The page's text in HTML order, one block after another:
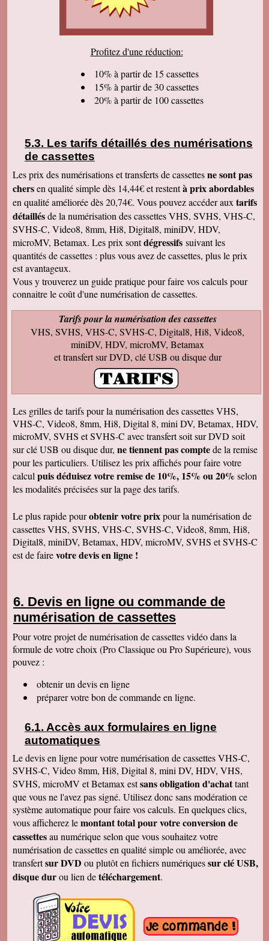
sommes très satisfaits. Encore tous mes
remerciements et bonne continuation. Bien
cordialement.
J'ai bien reçu votre paquet, et je suis très
dois dire qu'au début j'étais un peu septique vu
les prix . merci beaucoup Cordialement
Pierre B
Je suis très très très satisfait de votre travail.
que les affaires aillent très bien.
Jacques N
Colis reçu ce jour, satisfait du bon travail réalisé
par vos soins. Merci encore, Cordialement
Hervé R
j'ai bien reçu les CD et les K7 en retour, merci
de cet excellent traitement. Très bons résultats
Pascal R
bonjour bien reçu le colis samedi après
visionnage le travail est superbe
Francis C
J' ai bien reçu votre envoi Les premières
visualisations montrent un beau travail, et
rappellent de nombreux souvenirs Merci Je
ferai de la publicité Bien sincèrement
François M
Bien reçu! Reste à monter pour éliminer ! A
bientôt pour du 8 et sup8mm.
Le colis est effectivement arrivé le 24, la veille
de Noël, c'était parfait. Elle est très contente de
pouvoir passer à nouveau un moment avec ses
Encore merci pour votre efficacité. Je vous ferai
de la pub si l'occasion se présente ! Je vous
souhaite une bonne année avec beaucoup de
vidéos à transposer. Bien cordialement,
Séverine L
J'ai reçu le colis . Merci ça a l'air impeccable !
Bonnes fêtes et à très bientôt pour d'autres
travaux.
Fantastique. Encore merci. Je vous remercie
beaucoup de la rapidité avec laquelle vous avez
traité ma commande.
Anaïs H
J'ai bien reçu le colis. Merci pour votre travail.
Merci.
Bernard D
Hervé L
J'ai bien reçu le colis. Après visonnage de
Christophe M.
Nous avons bien reçu les K7 et le disque dur.
Nous sommes ravis et très émus de revoir tout
ce passé, ces images de nos filles petites, il y
a plus de 20 ans, et de notre mariage... Merci
infiniment. Bien cordialement PS / je ne
manquerai pas de recommander votre
entreprise.
J'ai bien reçu la K7 et les DVD, c'est parfait.
Merci
Cécile B.
J'ai bien reçu le DVD et le son est parfait. Je
vous remercie de vos efforts. Bien cordialement
Bernard D.
Bien reçu votre COLIS - Travail fénoménal que
j'ai eu peur d'entreprendre !!!!!!!!!!!!! Le disque
DUR et les CD/DVD fonctionnement
parfaitement ........ Je vais entreprendre
pour........ NOEL 3 copies. pour mes 3 enfants
de 1980 à ce jour . MERCI MERCI MERCI Je
vais communiquer vos coordonnées à mon
entourage...
Profitez d'une réduction:
10% à partir de 15 cassettes
15% à partir de 30 cassettes
20% à partir de 100 cassettes
Les tarifs détaillés des numérisations
de cassettes
Les prix des numérisations et transferts de cassettesne sont pas
chersen qualité simple dès 14,44€ et restentà prix abordables
en qualité améliorée dès 20,74€. Vous pouvez accéder aux tarifs
détaillésde la numérisation des cassettes VHS, SVHS, VHS-C,
SVHS-C, Video8, 8mm, Hi8, Digital8, miniDV, HDV,
microMV, Betamax. Les prix sontdégressifs suivant les
quantités de cassettes : plus vous avez de cassettes, plus le prix
est avantageux.
Vous y trouverez un guide pratique pour faire vos calculs pour
connaitre le coût d'une numérisation de cassettes.
Tarifs pour la numérisation des cassettes
VHS, SVHS, VHS-C, SVHS-C, Digital8, Hi8, Video8,
miniDV, HDV, microMV, Betamax
et transfert sur DVD, clé USB ou disque dur
Les grilles de tarifs pour la numérisation des cassettes VHS,
VHS-C, Video8, 8mm, Hi8, Digital 8, mini DV, Betamax, HDV,
microMV, SVHS et SVHS-C avec transfert soit sur DVD soit
sur clé USB ou disque dur, ne tiennent pas comptede la remise
pour les particuliers. Utilisez les prix affichés pour faire votre
calcul puis déduisez votre remise de 10%, 15% ou 20% selon
les modalités précisées sur la page des tarifs.
Le plus rapide pourobtenir votre prixpour la numérisation de
cassettes VHS, SVHS, VHS-C, SVHS-C, Video8, 8mm, Hi8,
Digital8, miniDV, Betamax, HDV, microMV, SVHS et SVHS-C
est de fairevotre devis en ligne !
Devis en ligne ou commande de
numérisation de cassettes
Pour votre projet de numérisation de cassettes vidéo dans la
formule de votre choix (Pro Classique ou Pro Supérieure), vous
pouvez :
obtenir un devis en ligne
préparer votre bon de commande en ligne.
Accès aux formulaires en ligne
automatiques
Le devis en ligne pour votre numérisation de cassettes VHS-C,
SVHS-C, Video 8mm, Hi8, Digital 8, mini DV, HDV, VHS,
SVHS, microMV et Betamax estsans obligation d'achattant
que vous ne l'avez pas signé. Utilisez donc sans modération ce
système automatique pour faire vos calculs. En quelques clics,
vous afficherez lemontant total pour votre conversion de
cassettesau numérique selon que vous souhaitez votre
numérisation de cassettes en qualité simple ou améliorée, avec
transfertsur DVD ou plutôt en fichiers numériquessur clé USB,
disque durou lien detéléchargement.